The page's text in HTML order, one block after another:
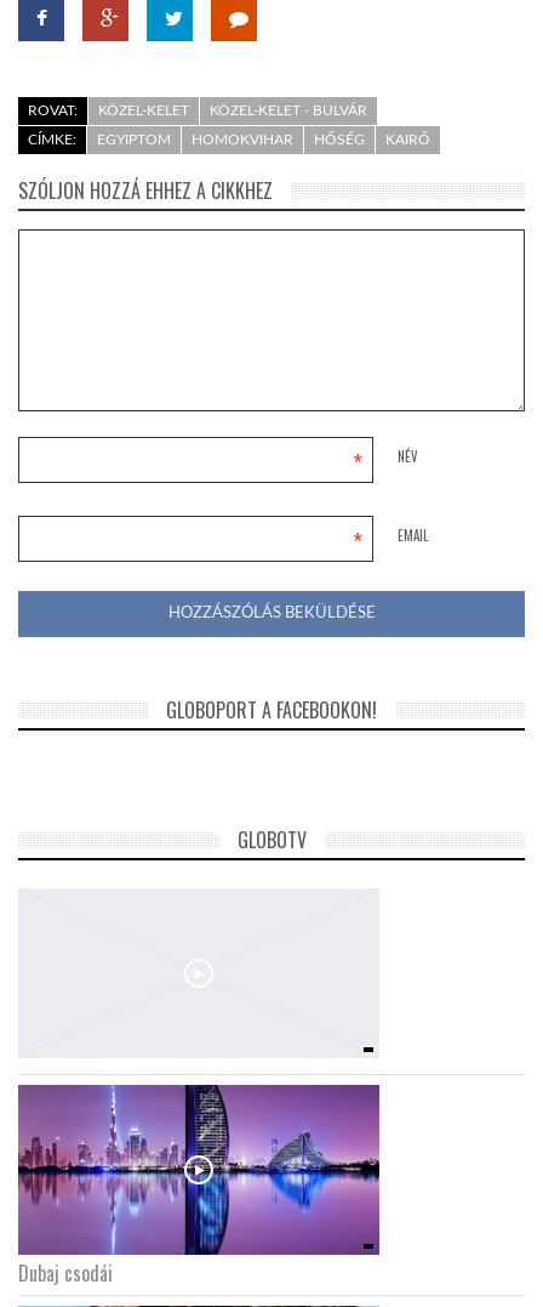
ROVAT: KÖZEL-KELET
KÖZEL-KELET - BULVÁR
CÍMKE:
EGYIPTOM HOMOKVIHAR HŐSÉG KAIRÓ
SZÓLJON HOZZÁ EHHEZ A CIKKHEZ
NÉV
*
EMAIL
*
GLOBOPORT A FACEBOOKON!
GLOBOTV
Dubaj csodái